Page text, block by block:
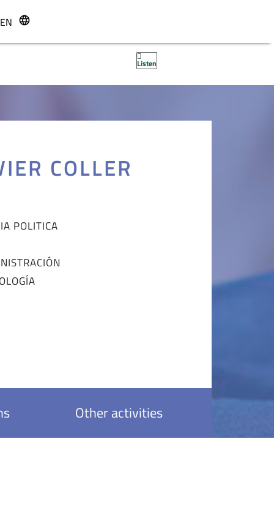
EN
Listen
Other activities
COLLER
POLITICA